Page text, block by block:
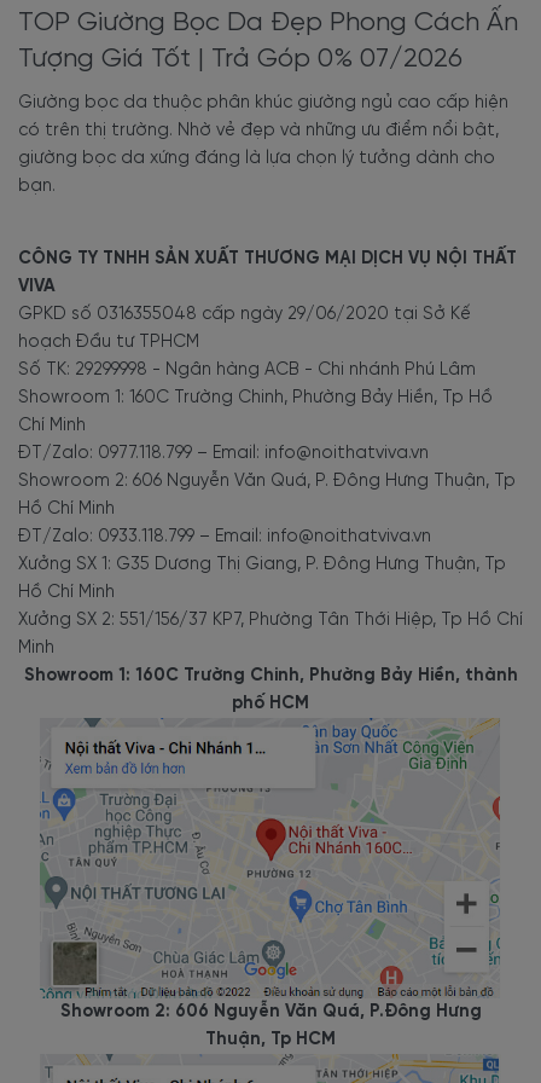
3.3. Giường bọc da hiện đại
Sản phẩm thường có thiết kế gọn gàng, đơn giản, ít chi
tiết cầu kỳ, mang đến vẻ đẹp thanh lịch, trẻ trung và cá
tính cho không gian phòng ngủ. Các đường nét thanh
thoát, giúp căn phòng có cảm giác rộng rãi, thông
thoáng, decor phòng ngủ ấn tượng, đẹp mắt hơn.
Giường bọc da hiện đại, đơn giản mà đẹp.
Giường bọc da hiện đại, giá tốt, giao hàng nhanh tại Nội thất
Viva.
Hiện các mẫu thiết kế
sắc, từ tông trầm tối đến tươi sáng, phù hợp với nhiều lứa
tuổi, giới tính.
Giường bọc da hiện đại tông màu xám ưa nhìn.
Video giới thiệuGiường Bọc Da Màu Xám Thiết Kế Theo
Phong Cách Hiện Đại
3.4. Giường bọc da đa năng
Tương tự như các mẫu giường gỗ,giường bọc da
cũng có
thể tích hợp thêm 1 - 3 hộc kéo để gia tăng khoang lưu trữ
và tính đa dụng cho sản phẩm. Phù hợp với nhiều phong
cách nội thất, từ hiện đại đến tân cổ điển với mẫu mã đa
dạng, cập nhật theo xu hướng.
Mẫu giường bọc da có ngăn kéo cuối giường đa năng, thêm
không gian lưu trữ tiện dụng.
Với các ngăn kéo trượt tiện lợi, bạn thoải mái dùng chúng
để đựng đồ đạc cá nhân hoặc phụ kiện phòng ngủ, chăn
TOP Giường Bọc Da Đẹp Phong Cách Ấn
Tượng Giá Tốt | Trả Góp 0% 07/2026
Giường bọc da thuộc phân khúc giường ngủ cao cấp hiện
có trên thị trường. Nhờ vẻ đẹp và những ưu điểm nổi bật,
giường bọc da xứng đáng là lựa chọn lý tưởng dành cho
bạn.
CÔNG TY TNHH SẢN XUẤT THƯƠNG MẠI DỊCH VỤ NỘI THẤT
VIVA
GPKD số 0316355048 cấp ngày 29/06/2020 tại Sở Kế
hoạch Đầu tư TPHCM
Số TK: 29299998 - Ngân hàng ACB - Chi nhánh Phú Lâm
Showroom 1: 160C Trường Chinh, Phường Bảy Hiền, Tp Hồ
Chí Minh
ĐT/Zalo: 0977.118.799 – Email: info@noithatviva.vn
Showroom 2: 606 Nguyễn Văn Quá, P. Đông Hưng Thuận, Tp
Hồ Chí Minh
ĐT/Zalo: 0933.118.799 – Email: info@noithatviva.vn
Xưởng SX 1: G35 Dương Thị Giang, P. Đông Hưng Thuận, Tp
Hồ Chí Minh
Xưởng SX 2: 551/156/37 KP7, Phường Tân Thới Hiệp, Tp Hồ Chí
Minh
Showroom 1: 160C Trường Chinh, Phường Bảy Hiền, thành
phố HCM
Showroom 2: 606 Nguyễn Văn Quá, P.Đông Hưng
Thuận, Tp HCM